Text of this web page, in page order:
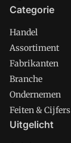
Categorie
Handel
Assortiment
Fabrikanten
Branche
Ondernemen
Feiten & Cijfers
Uitgelicht